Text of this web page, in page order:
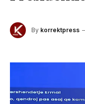
By korrektpress